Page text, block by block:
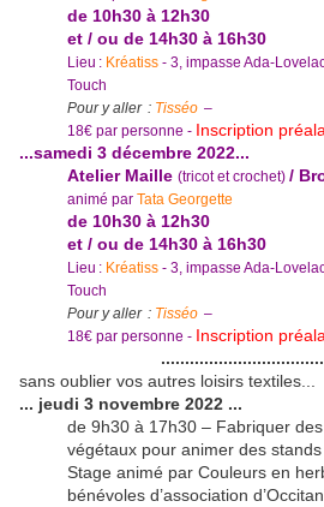
de 10h30 à 12h30
et / ou de 14h30 à 16h30
Lieu : Kréatiss - 3, impasse Ada-
Touch
Pour y aller : Tisséo –
18€ par personne - Inscription
...samedi 3 décembre 2022...
Atelier Maille (tricot et crochet) /
animé par Tata Georgette
de 10h30 à 12h30
et / ou de 14h30 à 16h30
Lieu : Kréatiss - 3, impasse Ada-
Touch
Pour y aller : Tisséo –
18€ par personne - Inscription
sans oublier vos autres loisirs textiles...
... jeudi 3 novembre 2022 ...
de 9h30 à 17h30 – Fabriquer
végétaux pour animer des
Stage animé par Couleurs en
bénévoles d’association